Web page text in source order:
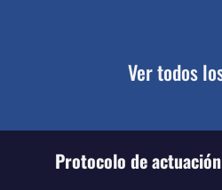
Ver todos
Protocolo de